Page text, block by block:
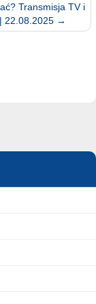
Transmisja TV i
22.08.2025 →